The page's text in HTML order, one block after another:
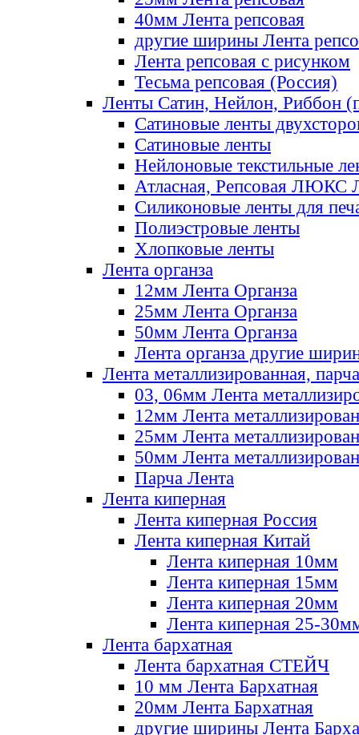
40мм Лента репсовая
другие ширины Лента
Лента репсовая с рисунком
Тесьма репсовая (Россия)
Ленты Сатин, Нейлон, Риббон
Сатиновые ленты
Сатиновые ленты
Нейлоновые текстильные
Атласная, Репсовая ЛЮКС
Силиконовые ленты для
Полиэстровые ленты
Хлопковые ленты
Лента органза
12мм Лента Органза
25мм Лента Органза
50мм Лента Органза
Лента органза другие
Лента металлизированная, парча
03, 06мм Лента
12мм Лента
25мм Лента
50мм Лента
Парча Лента
Лента киперная
Лента киперная Россия
Лента киперная Китай
Лента киперная 10мм
Лента киперная 15мм
Лента киперная 20мм
Лента киперная 25-
Лента бархатная
Лента бархатная СТЕЙЧ
10 мм Лента Бархатная
20мм Лента Бархатная
другие ширины Лента